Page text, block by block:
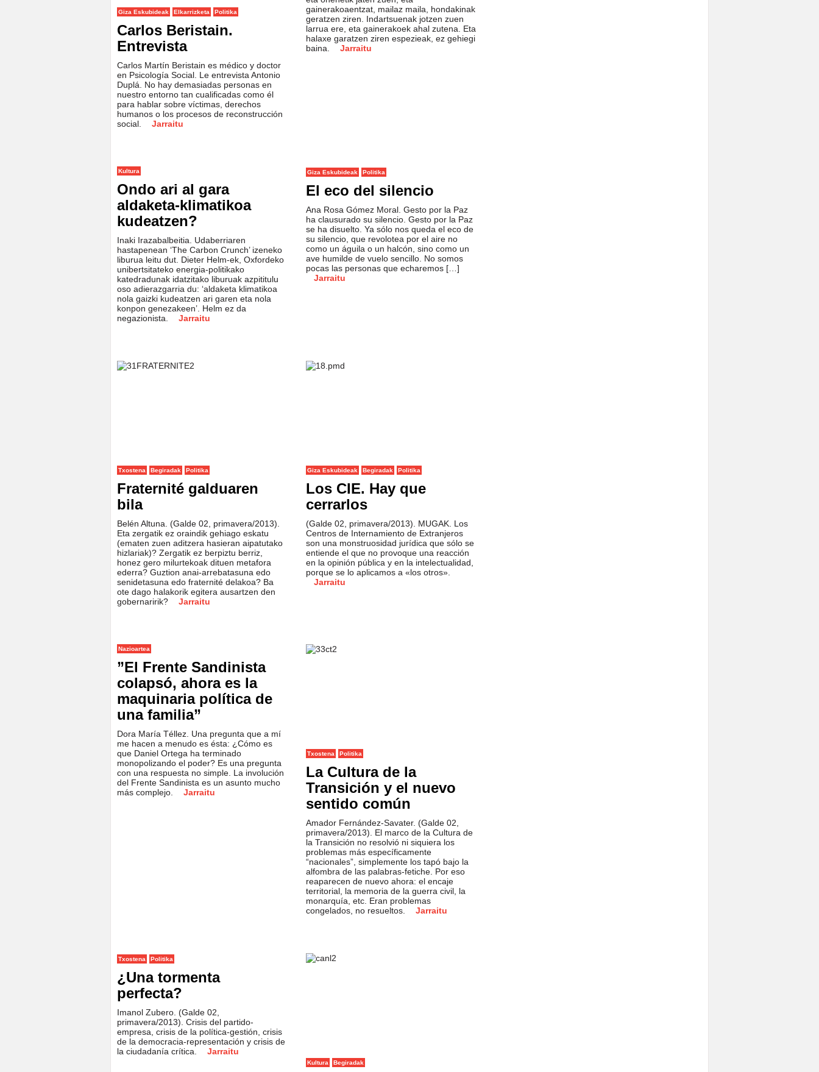
Giza Eskubideak Elkarrizketa Politika
Carlos Beristain.
Entrevista
Carlos Martín Beristain es médico y doctor
en Psicología Social. Le entrevista Antonio
Duplá. No hay demasiadas personas en
nuestro entorno tan cualificadas como él
para hablar sobre víctimas, derechos
humanos o los procesos de reconstrucción
social.
Jarraitu
gainerakoaentzat, mailaz maila, hondakinak
geratzen ziren. Indartsuenak jotzen zuen
larrua ere, eta gainerakoek ahal zutena. Eta
halaxe garatzen ziren espezieak, ez gehiegi
baina.
Jarraitu
Kultura
Ondo ari al gara
aldaketa-klimatikoa
kudeatzen?
Inaki Irazabalbeitia. Udaberriaren
hastapenean ‘The Carbon Crunch’ izeneko
liburua leitu dut. Dieter Helm-ek, Oxfordeko
unibertsitateko energia-politikako
katedradunak idatzitako liburuak azpititulu
oso adierazgarria du: ‘aldaketa klimatikoa
nola gaizki kudeatzen ari garen eta nola
konpon genezakeen’. Helm ez da
negazionista.
Jarraitu
Giza Eskubideak Politika
El eco del silencio
Ana Rosa Gómez Moral. Gesto por la Paz
ha clausurado su silencio. Gesto por la Paz
se ha disuelto. Ya sólo nos queda el eco de
su silencio, que revolotea por el aire no
como un águila o un halcón, sino como un
ave humilde de vuelo sencillo. No somos
pocas las personas que echaremos […]
Jarraitu
Txostena Begiradak Politika
Fraternité galduaren
bila
Belén Altuna. (Galde 02, primavera/2013).
Eta zergatik ez oraindik gehiago eskatu
(ematen zuen aditzera hasieran aipatutako
hizlariak)? Zergatik ez berpiztu berriz,
honez gero milurtekoak dituen metafora
ederra? Guztion anai-arrebatasuna edo
senidetasuna edo fraternité delakoa? Ba
ote dago halakorik egitera ausartzen den
gobernaririk?
Jarraitu
Giza Eskubideak Begiradak Politika
Los CIE. Hay que
cerrarlos
(Galde 02, primavera/2013). MUGAK. Los
Centros de Internamiento de Extranjeros
son una monstruosidad jurídica que sólo se
entiende el que no provoque una reacción
en la opinión pública y en la intelectualidad,
porque se lo aplicamos a «los otros».
Jarraitu
Nazioartea
”El Frente Sandinista
colapsó, ahora es la
maquinaria política de
una familia”
Dora María Téllez. Una pregunta que a mí
me hacen a menudo es ésta: ¿Cómo es
que Daniel Ortega ha terminado
monopolizando el poder? Es una pregunta
con una respuesta no simple. La involución
del Frente Sandinista es un asunto mucho
más complejo.
Jarraitu
Txostena Politika
La Cultura de la
Transición y el nuevo
sentido común
Amador Fernández-Savater. (Galde 02,
primavera/2013). El marco de la Cultura de
la Transición no resolvió ni siquiera los
problemas más específicamente
“nacionales”, simplemente los tapó bajo la
alfombra de las palabras-fetiche. Por eso
reaparecen de nuevo ahora: el encaje
territorial, la memoria de la guerra civil, la
monarquía, etc. Eran problemas
congelados, no resueltos.
Jarraitu
Txostena Politika
¿Una tormenta
perfecta?
Imanol Zubero. (Galde 02,
primavera/2013). Crisis del partido-
empresa, crisis de la política-gestión, crisis
de la democracia-representación y crisis de
la ciudadanía crítica.
Jarraitu
Kultura Begiradak